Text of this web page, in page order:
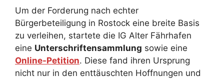
Um der Forderung nach echter
Bürgerbeteiligung in Rostock eine breite Basis
zu verleihen, startete die IG Alter Fährhafen
eine Unterschriftensammlung sowie eine
Online-Petition. Diese fand ihren Ursprung
nicht nur in den enttäuschten Hoffnungen und